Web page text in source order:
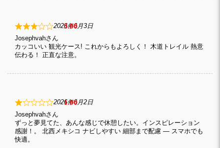
3
2026年6月3日
カッコいい 観光ケース! これからもよろしく！ 木道トレイル 熱意
伝わる！ 正直な注意。
Josephvah
1
2026年6月2日
ずっと夢見てた、あんな感じで休憩したい。インスピレーション
感謝！。 北西メキシコ ナビしやすい 細部まで配慮 — スマホでも
快適。
Josephvah